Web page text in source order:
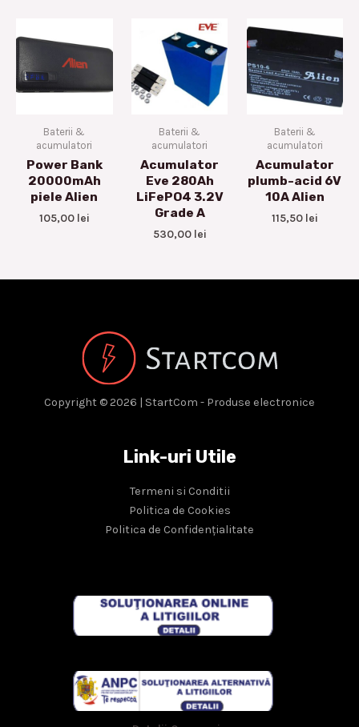
Baterii &
acumulatori
Power Bank
20000mAh
piele Alien
105,00 lei
Baterii &
acumulatori
Acumulator
Eve 280Ah
LiFePO4 3.2V
Grade A
530,00 lei
Baterii &
acumulatori
Acumulator
plumb-acid 6V
10A Alien
115,50 lei
Copyright © 2026 | StartCom - Produse electronice
Link-uri Utile
Termeni si Conditii
Politica de Cookies
Politica de Confidențialitate